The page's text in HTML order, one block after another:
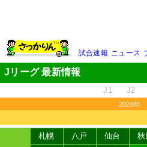
試合速報 ニュース
Jリーグ 最新情報
J1 J2
2026年
札幌 八戸 仙台 秋